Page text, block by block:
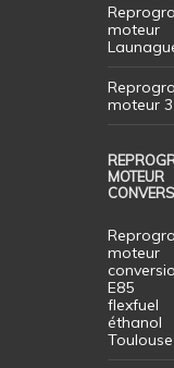
moteur
moteur
MOTEUR
moteur
E85
flexfuel
éthanol
Toulouse